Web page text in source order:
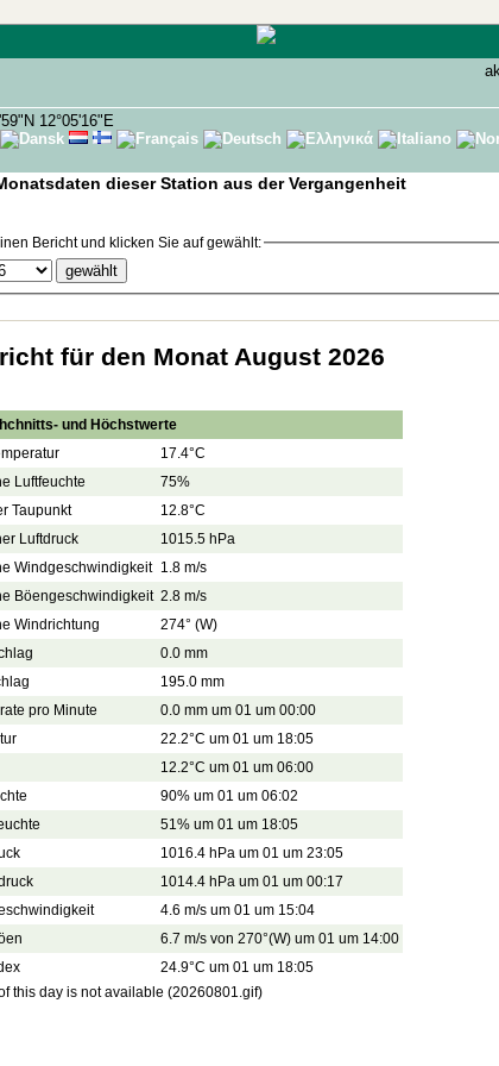
12°05'16"E
dieser Station aus der Vergangenheit
Bericht und klicken Sie auf gewählt:
für den Monat August 2026
und Höchstwerte
17.4°C
Luftfeuchte
75%
Taupunkt
12.8°C
Luftdruck
1015.5 hPa
Windgeschwindigkeit
1.8 m/s
Böengeschwindigkeit 2.8 m/s
Windrichtung
274° (W)
0.0 mm
195.0 mm
pro Minute
0.0 mm um 01 um 00:00
22.2°C um 01 um 18:05
12.2°C um 01 um 06:00
90% um 01 um 06:02
51% um 01 um 18:05
1016.4 hPa um 01 um 23:05
1014.4 hPa um 01 um 00:17
4.6 m/s um 01 um 15:04
6.7 m/s von 270°(W) um 01 um 14:00
24.9°C um 01 um 18:05
this day is not available (20260801.gif)